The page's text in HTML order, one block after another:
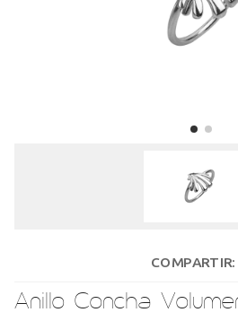
COMPARTIR:
Anillo Concha